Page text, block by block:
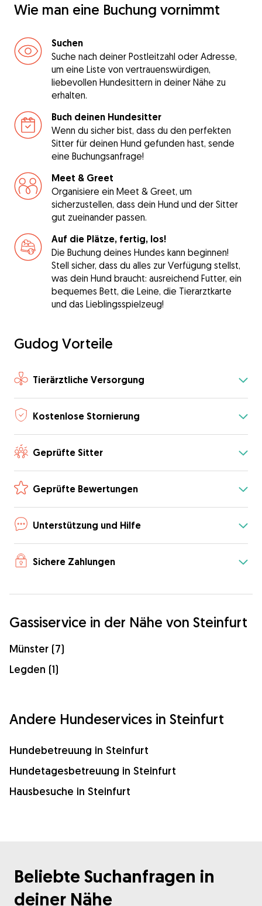
Wie man eine Buchung vornimmt
Suchen
Suche nach deiner Postleitzahl oder Adresse,
um eine Liste von vertrauenswürdigen,
liebevollen Hundesittern in deiner Nähe zu
erhalten.
Buch deinen Hundesitter
Wenn du sicher bist, dass du den perfekten
Sitter für deinen Hund gefunden hast, sende
eine Buchungsanfrage!
Meet & Greet
Organisiere ein Meet & Greet, um
sicherzustellen, dass dein Hund und der Sitter
gut zueinander passen.
Auf die Plätze, fertig, los!
Die Buchung deines Hundes kann beginnen!
Stell sicher, dass du alles zur Verfügung stellst,
was dein Hund braucht: ausreichend Futter, ein
bequemes Bett, die Leine, die Tierarztkarte
und das Lieblingsspielzeug!
Gudog Vorteile
Tierärztliche Versorgung
Kostenlose Stornierung
Geprüfte Sitter
Geprüfte Bewertungen
Unterstützung und Hilfe
Sichere Zahlungen
Gassiservice in der Nähe von Steinfurt
Münster (7)
Legden (1)
Andere Hundeservices in Steinfurt
Hundebetreuung in Steinfurt
Hundetagesbetreuung in Steinfurt
Hausbesuche in Steinfurt
Beliebte Suchanfragen in
deiner Nähe